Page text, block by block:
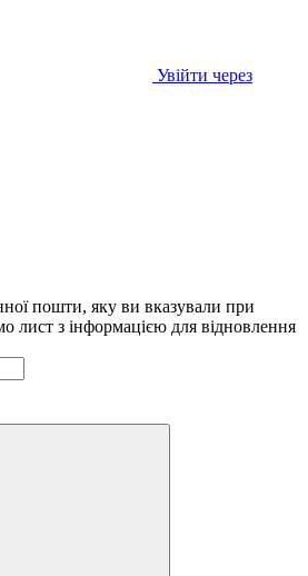
Увійти через
пошти, яку ви вказували при
лист з інформацією для відновлення